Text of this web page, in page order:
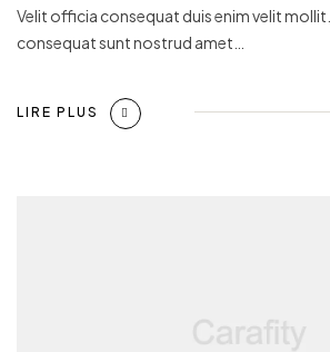
Velit officia consequat duis enim velit
consequat sunt nostrud amet…
LIRE PLUS